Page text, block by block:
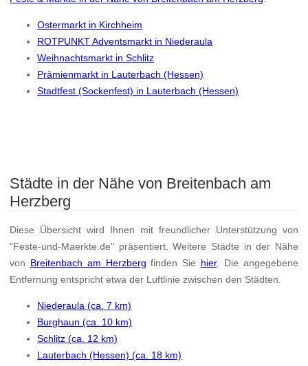
Ostermarkt in Kirchheim
ROTPUNKT Adventsmarkt in Niederaula
Weihnachtsmarkt in Schlitz
Prämienmarkt in Lauterbach (Hessen)
Stadtfest (Sockenfest) in Lauterbach (Hessen)
Städte in der Nähe von Breitenbach am
Herzberg
Diese Übersicht wird Ihnen mit freundlicher Unterstützung von
"Feste-und-Maerkte.de" präsentiert. Weitere Städte in der Nähe
von Breitenbach am Herzberg finden Sie hier. Die angegebene
Entfernung entspricht etwa der Luftlinie zwischen den Städten.
Niederaula (ca. 7 km)
Burghaun (ca. 10 km)
Schlitz (ca. 12 km)
Lauterbach (Hessen) (ca. 18 km)